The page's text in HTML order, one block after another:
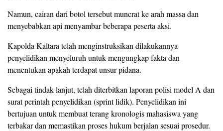
Namun, cairan dari botol tersebut muncrat ke arah massa dan
menyebabkan api menyambar beberapa peserta aksi.
Kapolda Kaltara telah menginstruksikan dilakukannya
penyelidikan menyeluruh untuk mengungkap fakta dan
menentukan apakah terdapat unsur pidana.
Sebagai tindak lanjut, telah diterbitkan laporan polisi model A dan
surat perintah penyelidikan (sprint lidik). Penyelidikan ini
bertujuan untuk membuat terang kronologis mahasiswa yang
terbakar dan memastikan proses hukum berjalan sesuai prosedur.